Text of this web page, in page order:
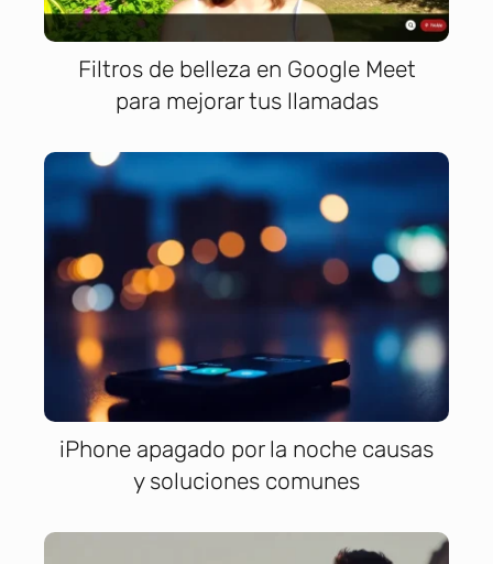
Filtros de belleza en Google Meet
para mejorar tus llamadas
iPhone apagado por la noche causas
y soluciones comunes